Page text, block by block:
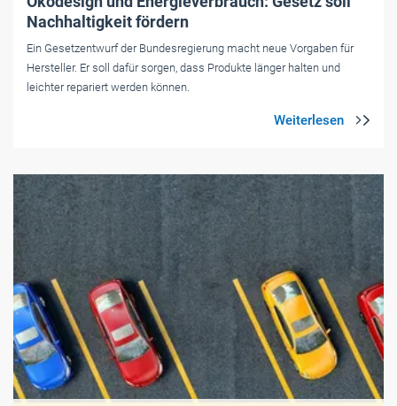
Nachhaltigkeit fördern
Ein Gesetzentwurf der Bundesregierung macht neue Vorgaben für
Hersteller. Er soll dafür sorgen, dass Produkte länger halten und
leichter repariert werden können.